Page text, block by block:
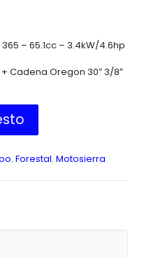
– 65.1cc – 3.4kW/4.6hp
Cadena Oregon 30″ 3/8″
, Forestal, Motosierra